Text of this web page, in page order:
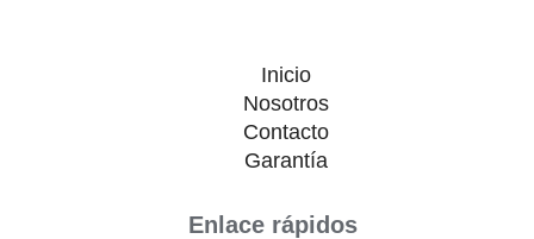
Inicio
Nosotros
Contacto
Garantía
Enlace rápidos